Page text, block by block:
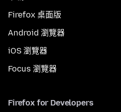
Firefox 桌面版
Android 瀏覽器
iOS 瀏覽器
Focus 瀏覽器
Firefox for Developers